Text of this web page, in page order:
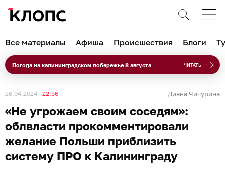
Все материалы Афиша Происшествия Блоги
Погода на калининградском побережье 8 августа ЧИТАТЬ
26.04.2024 22:56 Диана Чичурина
«Не угрожаем своим соседям»:
облвласти прокомментировали
желание Польши приблизить
систему ПРО к Калининграду